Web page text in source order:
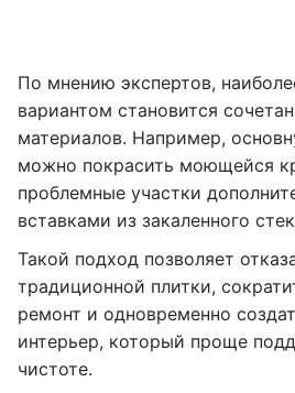
По мнению экспертов,
вариантом становится
материалов. Например,
можно покрасить моющейся
проблемные участки
вставками из закаленного
Такой подход позволяет
традиционной плитки,
ремонт и одновременно
интерьер, который проще
чистоте.